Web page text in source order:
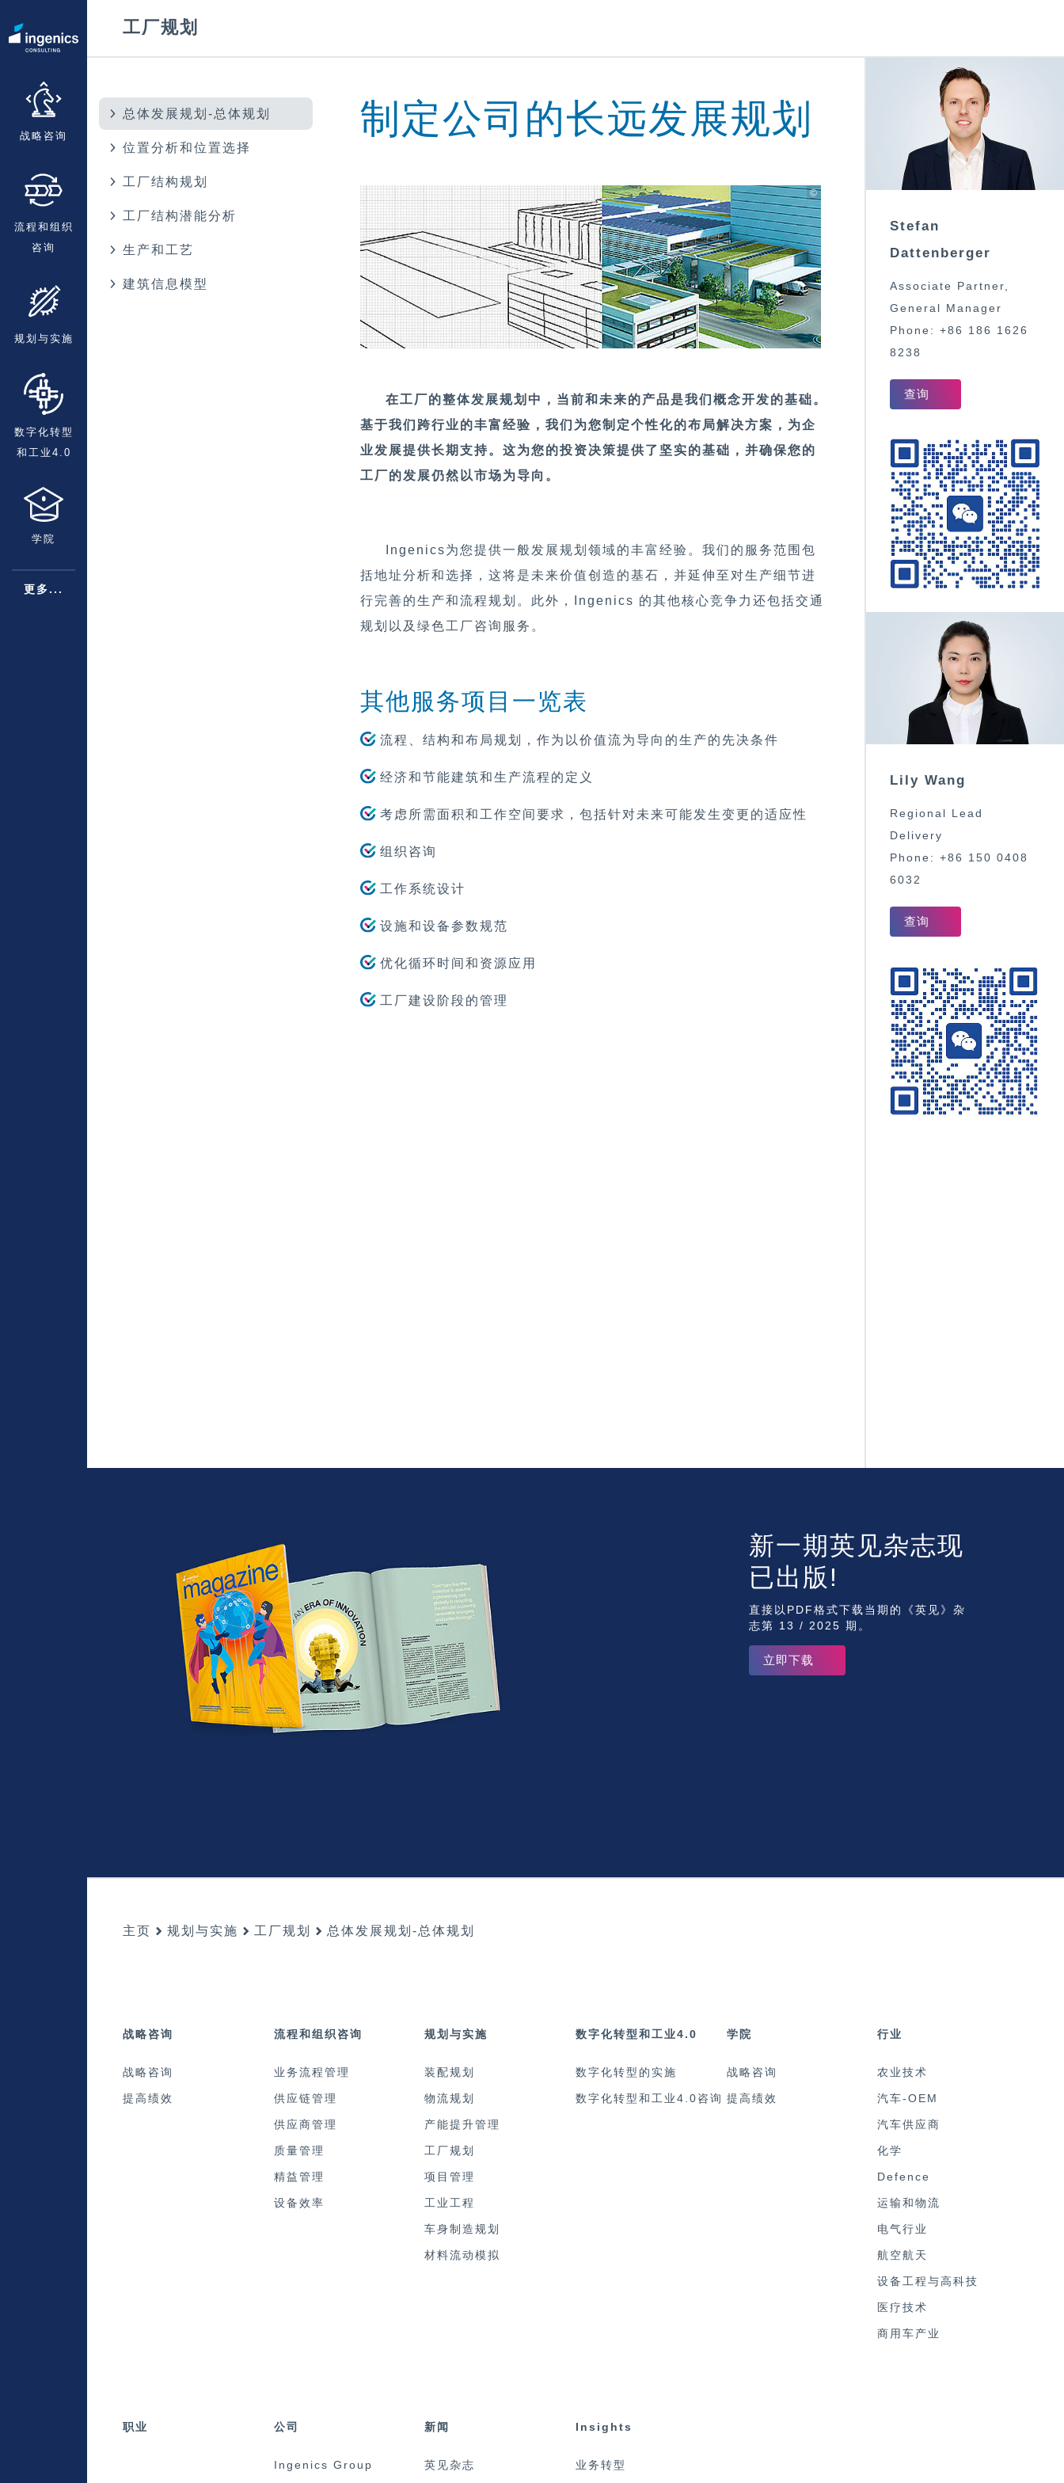
战略咨询
流程和组织
咨询
规划与实施
数字化转型
和工业4.0
学院
更多...
工厂规划
总体发展规划-总体规划
位置分析和位置选择
工厂结构规划
工厂结构潜能分析
生产和工艺
建筑信息模型
制定公司的长远发展规划
©
在工厂的整体发展规划中，当前和未来的产品是我们概念开发的基础。
基于我们跨行业的丰富经验，我们为您制定个性化的布局解决方案，为企
业发展提供长期支持。这为您的投资决策提供了坚实的基础，并确保您的
工厂的发展仍然以市场为导向。
Ingenics为您提供一般发展规划领域的丰富经验。我们的服务范围包
括地址分析和选择，这将是未来价值创造的基石，并延伸至对生产细节进
行完善的生产和流程规划。此外，Ingenics 的其他核心竞争力还包括交通
规划以及绿色工厂咨询服务。
其他服务项目一览表
流程、结构和布局规划，作为以价值流为导向的生产的先决条件
经济和节能建筑和生产流程的定义
考虑所需面积和工作空间要求，包括针对未来可能发生变更的适应性
组织咨询
工作系统设计
设施和设备参数规范
优化循环时间和资源应用
工厂建设阶段的管理
Stefan
Dattenberger
Associate Partner
General Manager
Phone: +86 186 1626
8238
查询
Lily Wang
Regional Lead
Delivery
Phone: +86 150 0408
6032
查询
新一期英见杂志现
已出版!
直接以PDF格式下载当期的《英见》杂
志第 13 / 2025 期。
立即下载
主页 规划与实施 工厂规划 总体发展规划-总体规划
战略咨询
战略咨询
提高绩效
流程和组织咨询
业务流程管理
供应链管理
供应商管理
质量管理
精益管理
设备效率
规划与实施
装配规划
物流规划
产能提升管理
工厂规划
项目管理
工业工程
车身制造规划
材料流动模拟
数字化转型和工业4.0
数字化转型的实施
数字化转型和工业4.0咨询
学院
战略咨询
提高绩效
行业
农业技术
汽车-OEM
汽车供应商
化学
Defence
运输和物流
电气行业
航空航天
设备工程与高科技
医疗技术
商用车产业
职业 公司
Ingenics Group
新闻
英见杂志
Insights
业务转型